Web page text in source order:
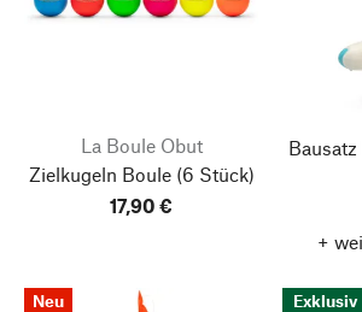
La Boule Obut
Zielkugeln Boule(6 Stück)
17,90 €
+
Neu Exklusiv